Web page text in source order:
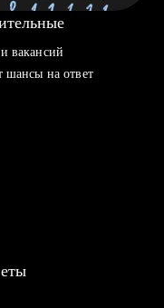
вакансий
шансы на ответ